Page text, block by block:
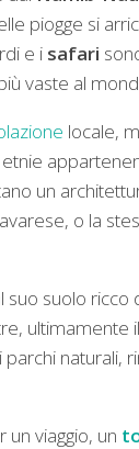
piogge si
e i safari
vaste al
locale,
un
o la
suo suolo ricco
viaggio, un